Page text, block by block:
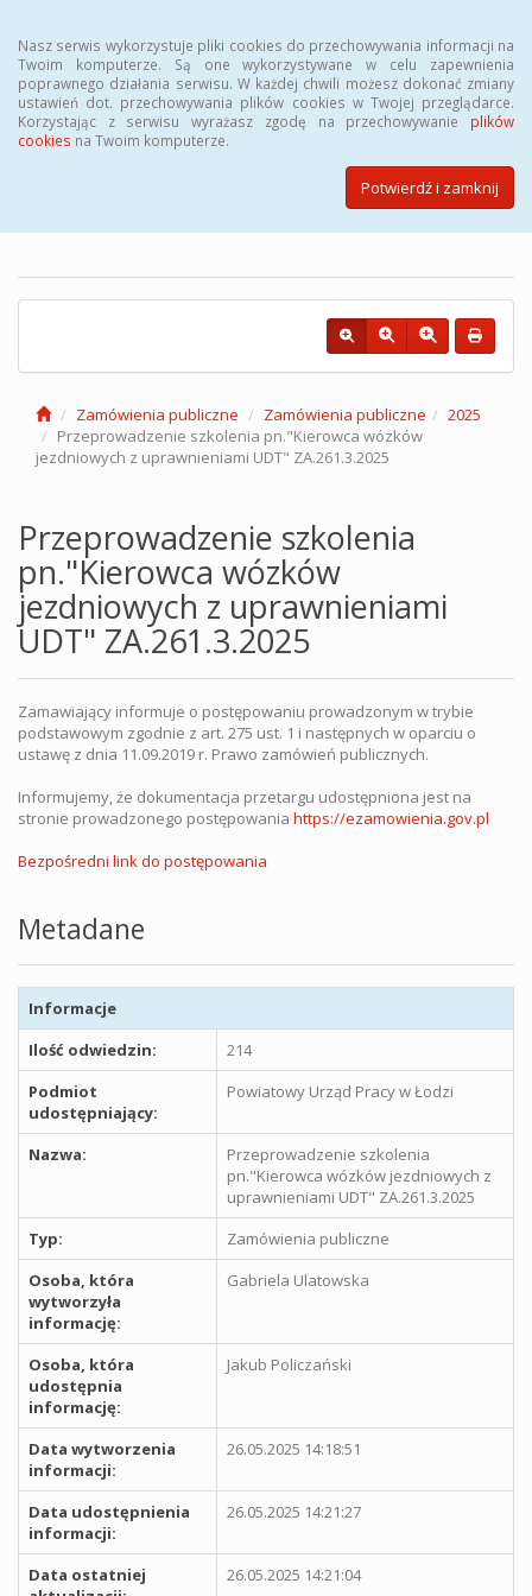
Nasz serwis wykorzystuje pliki cookies do przechowywania informacji na
Twoim komputerze. Są one wykorzystywane w celu zapewnienia
poprawnego działania serwisu. W każdej chwili możesz dokonać zmiany
ustawień dot. przechowywania plików cookies w Twojej przeglądarce.
Korzystając z serwisu wyrażasz zgodę na przechowywanie plików
cookies na Twoim komputerze.
Potwierdź i zamknij
Biuletyn Informacji Publicznej
Powiatowego Urzędu Pracy w
Zamówienia publiczne Zamówienia publiczne
2025
Przeprowadzenie szkolenia pn."Kierowca wózków
jezdniowych z uprawnieniami UDT" ZA.261.3.2025
Przeprowadzenie szkolenia
pn."Kierowca wózków
jezdniowych z uprawnieniami
UDT" ZA.261.3.2025
Zamawiający informuje o postępowaniu prowadzonym w trybie
podstawowym zgodnie z art. 275 ust. 1 i następnych w oparciu o
ustawę z dnia 11.09.2019 r. Prawo zamówień publicznych.
Informujemy, że dokumentacja przetargu udostępniona jest na
stronie prowadzonego postępowania https://ezamowienia.gov.pl
Bezpośredni link do postępowania
Metadane
Informacje
Ilość odwiedzin:
214
Podmiot
udostępniający:
Powiatowy Urząd Pracy w Łodzi
Nazwa:
Przeprowadzenie szkolenia
pn."Kierowca wózków jezdniowych z
uprawnieniami UDT" ZA.261.3.2025
Typ:
Zamówienia publiczne
Osoba, która
wytworzyła
informację:
Gabriela Ulatowska
Osoba, która
udostępnia
informację:
Jakub Policzański
Data wytworzenia
informacji:
26.05.2025 14:18:51
Data udostępnienia
informacji:
26.05.2025 14:21:27
Data ostatniej
26.05.2025 14:21:04